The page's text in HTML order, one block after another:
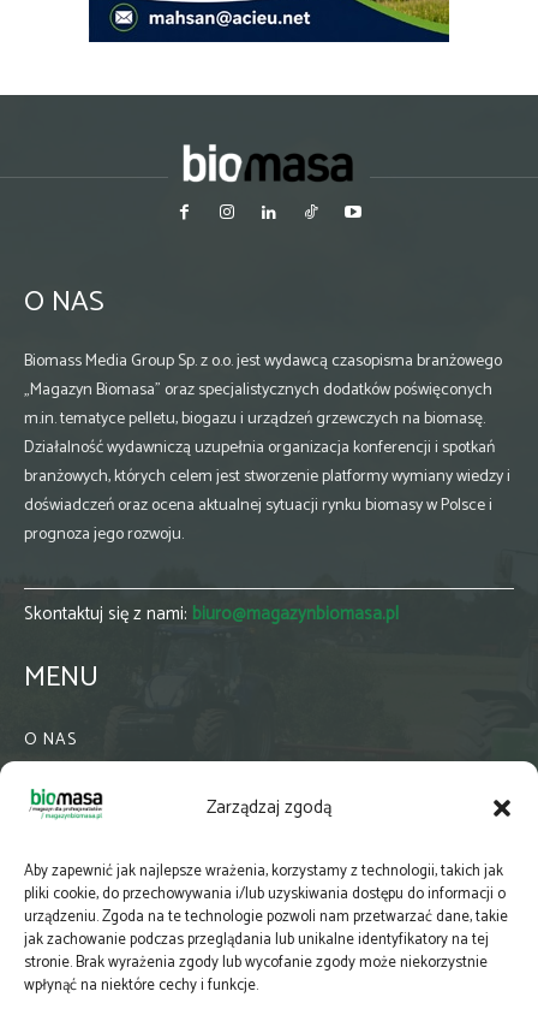
Zarządzaj zgodą
Aby zapewnić jak najlepsze wrażenia, korzystamy z technologii, takich jak
pliki cookie, do przechowywania i/lub uzyskiwania dostępu do informacji o
urządzeniu. Zgoda na te technologie pozwoli nam przetwarzać dane, takie
jak zachowanie podczas przeglądania lub unikalne identyfikatory na tej
stronie. Brak wyrażenia zgody lub wycofanie zgody może niekorzystnie
wpłynąć na niektóre cechy i funkcje.
O NAS
Biomass Media Group Sp. z o.o. jest wydawcą czasopisma branżowego
„Magazyn Biomasa” oraz specjalistycznych dodatków poświęconych
m.in. tematyce pelletu, biogazu i urządzeń grzewczych na biomasę.
Działalność wydawniczą uzupełnia organizacja konferencji i spotkań
branżowych, których celem jest stworzenie platformy wymiany wiedzy i
doświadczeń oraz ocena aktualnej sytuacji rynku biomasy w Polsce i
prognoza jego rozwoju.
Skontaktuj się z nami: biuro@magazynbiomasa.pl
MENU
O NAS
WSPÓŁPRACA
PRENUMERATA
NEWSLETTER
MAPY
E-WYDANIE